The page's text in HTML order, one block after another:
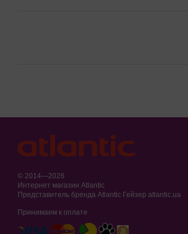
© 2014—2026
Интернет магазин Atlantic
Представитель бренда Atlantic Гейзер atlantic.ua
Принимаем к оплате